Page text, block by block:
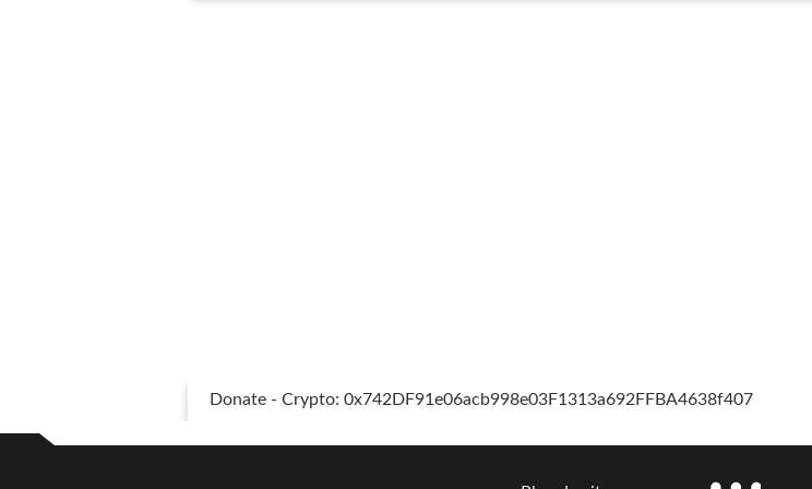
Donate - Crypto: 0x742DF91e06acb998e03F1313a692FFBA4638f407